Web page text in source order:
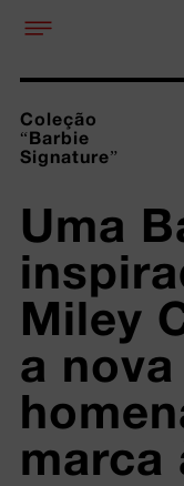
Coleção
“Barbie
Signature”
Uma
Miley
a nova
marca